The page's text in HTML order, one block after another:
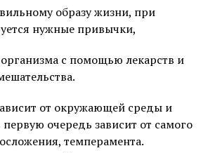
образу жизни, при
нужные привычки,
с помощью лекарств и
от окружающей среды и
первую очередь зависит от самого
темперамента.